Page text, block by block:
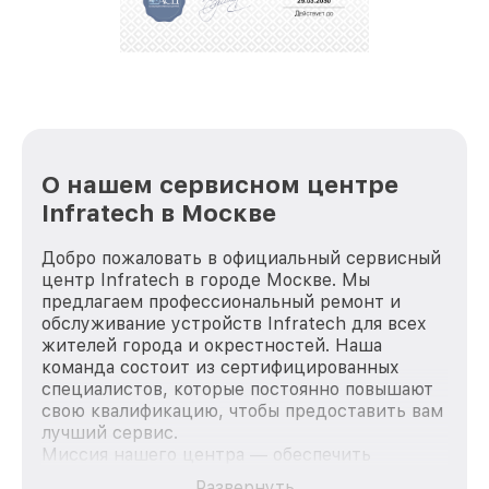
репутацию. Мы постоянно совершенствуемся и
О нашем сервисном центре
Infratech в Москве
Добро пожаловать в официальный сервисный
центр Infratech в городе Москве. Мы
предлагаем профессиональный ремонт и
обслуживание устройств Infratech для всех
жителей города и окрестностей. Наша
команда состоит из сертифицированных
специалистов, которые постоянно повышают
свою квалификацию, чтобы предоставить вам
лучший сервис.
Миссия нашего центра — обеспечить
качественный и доступный ремонт для